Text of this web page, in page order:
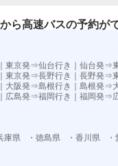
ら高速バスの予約が
東京発⇒仙台行き 仙台発⇒
東京発⇒長野行き 長野発⇒
大阪発⇒島根行き 島根発⇒
広島発⇒福岡行き 福岡発⇒
庫県 ・徳島県 ・香川県